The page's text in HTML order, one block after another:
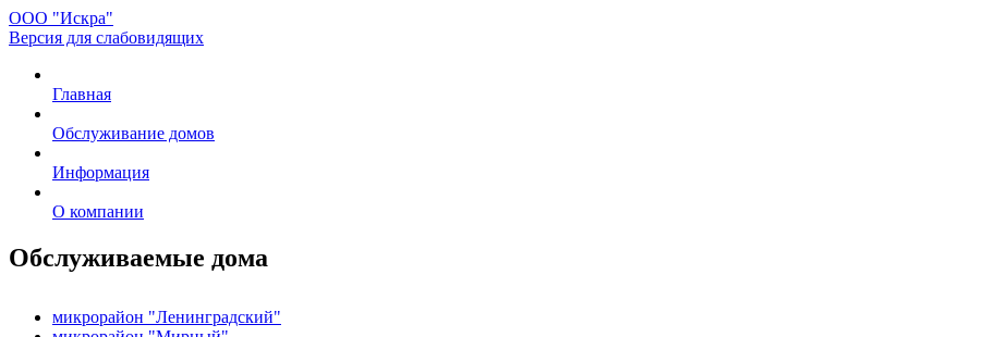
ООО "Искра"
Версия для слабовидящих
Главная
Обслуживание домов
Информация
О компании
Обслуживаемые дома
микрорайон "Ленинградский"